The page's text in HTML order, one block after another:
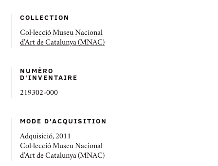
COLLECTION
Col·lecció Museu Nacional
d’Art de Catalunya (MNAC)
NUMÉRO
D'INVENTAIRE
219302-000
MODE D'ACQUISITION
Adquisició, 2011
Col·lecció Museu Nacional
d’Art de Catalunya (MNAC)